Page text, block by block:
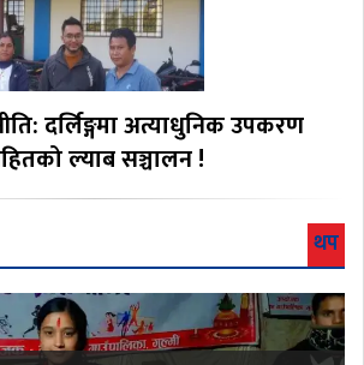
दर्लिङ्गमा अत्याधुनिक उपकरण
ल्याब सञ्चालन !
थप